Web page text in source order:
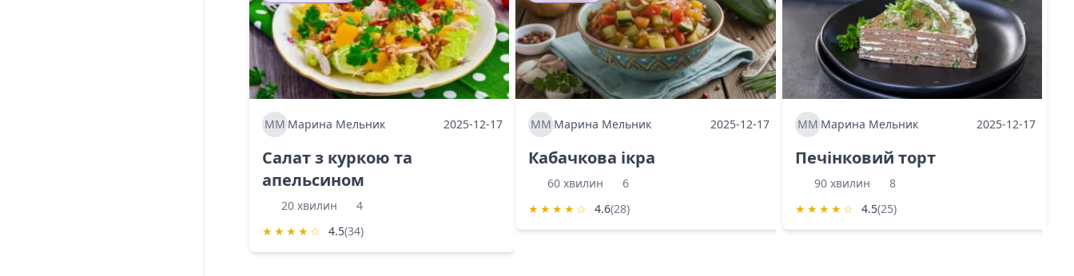
ММ Марина Мельник 2025-12-17
Салат з куркою та
апельсином
20 хвилин
4
★ ★ ★ ★ ☆ 4.5(34)
ММ Марина Мельник 2025-12-17
Кабачкова ікра
60 хвилин
6
★ ★ ★ ★ ☆ 4.6(28)
МММарина Мельник 2025-12-17
Печінковий торт
90 хвилин
8
★ ★ ★ ★ ☆ 4.5(25)